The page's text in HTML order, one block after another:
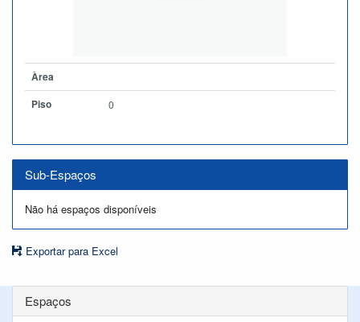
Àrea
Piso
0
Sub-Espaços
Não há espaços disponíveis
Exportar para Excel
Espaços